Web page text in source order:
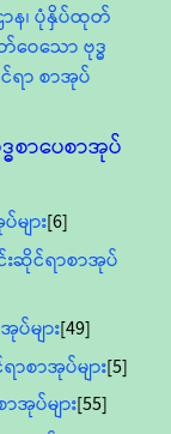
ာန၊ ပုံနှိပ်ထုတ်
ဝေသော ဗုဒ္ဓ
ရာ စာအုပ်
စာပေစာအုပ်
ျား[6]
ဆိုင်ရာစာအုပ်
များ[49]
စာအုပ်များ[5]
ပ်များ[55]